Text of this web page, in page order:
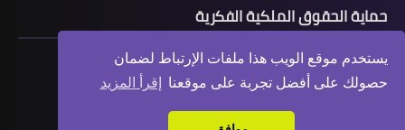
يستخدم موقع الويب هذا ملفات الإرتباط لضمان
حصولك على أفضل تجربة على موقعنا
إقرأ المزيد
حماية الحقوق الملكية الفكرية